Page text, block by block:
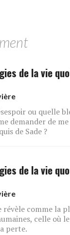
de la vie
ou quelle
demander de
de Sade ?
de la vie
révèle comme la
celle où
perte.